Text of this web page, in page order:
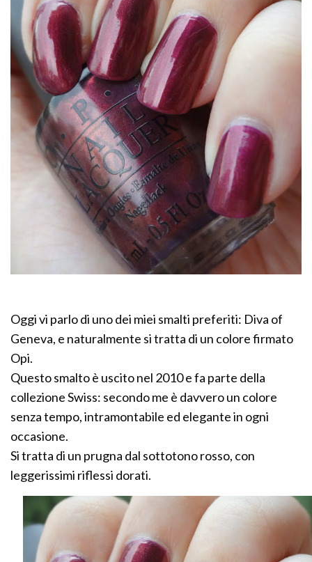
Oggi vi parlo di uno dei miei smalti preferiti: Diva of
Geneva, e naturalmente si tratta di un colore firmato
Opi.
Questo smalto è uscito nel 2010 e fa parte della
collezione Swiss: secondo me è davvero un colore
senza tempo, intramontabile ed elegante in ogni
occasione.
Si tratta di un prugna dal sottotono rosso, con
leggerissimi riflessi dorati.